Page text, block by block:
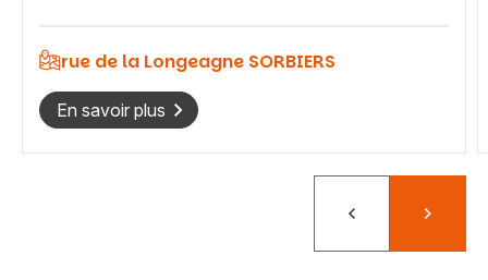
rue de la Longeagne SORBIERS
En savoir plus
PrécédentSuivant